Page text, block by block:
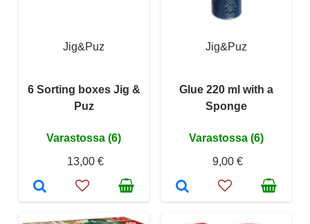
Jig&Puz
6 Sorting boxes Jig &
Puz
Varastossa (6)
13,00 €
Jig&Puz
Glue 220 ml with a
Sponge
Varastossa (6)
9,00 €